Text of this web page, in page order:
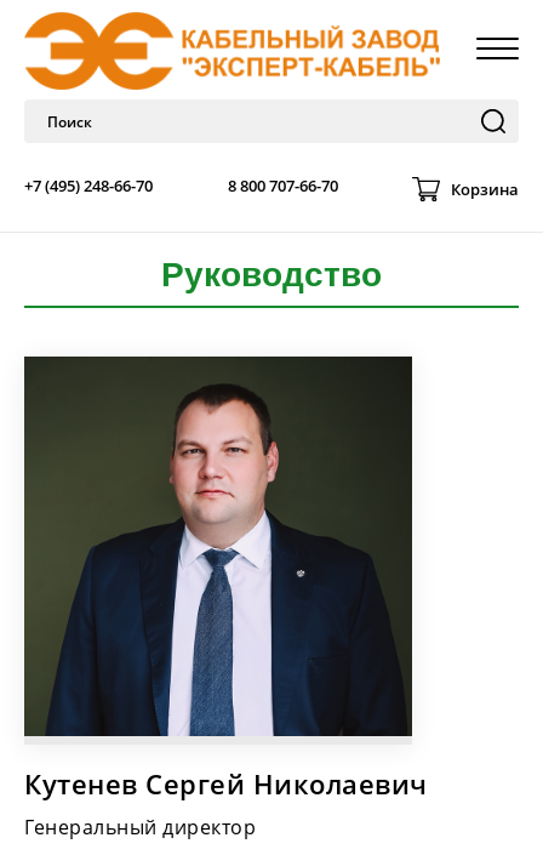
+7 (495) 248-66-70 8 800 707-66-70 Корзина
Руководство
Кутенев Сергей Николаевич
Генеральный директор